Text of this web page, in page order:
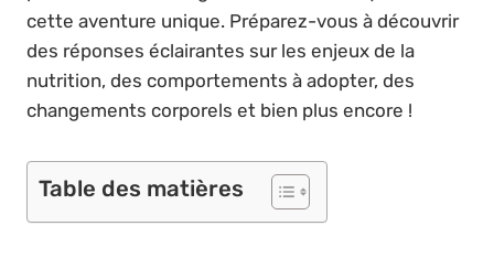
cette aventure unique. Préparez-vous à découvrir
des réponses éclairantes sur les enjeux de la
nutrition, des comportements à adopter, des
changements corporels et bien plus encore !
Table des matières